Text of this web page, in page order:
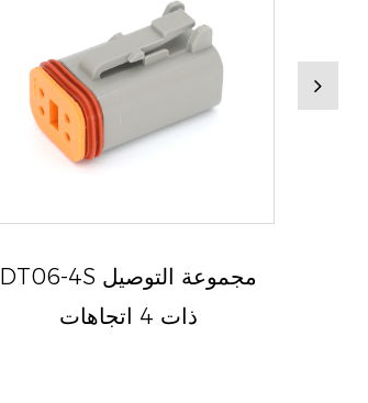
DT06-4S مجموعة التوصيل
ذات 4 اتجاهات